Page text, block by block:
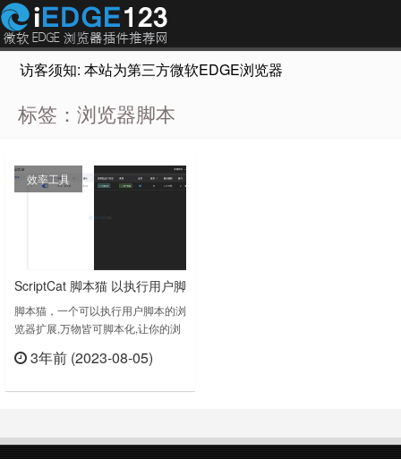
访客须知: 本站为第三方微软EDGE浏览器插件推荐网站，
标签：浏览器脚本
效率工具
ScriptCat 脚本猫 以执行用户脚
本的浏览器扩展
脚本猫，一个可以执行用户脚本的浏
览器扩展,万物皆可脚本化,让你的浏
脚本，特点是可以备份到百度网盘。
API,让脚本能够做更多的事情,并且
3年前 (2023-08-05)